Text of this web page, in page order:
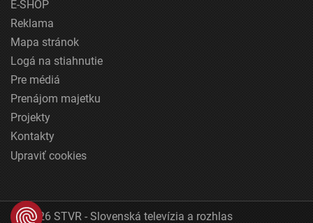
E-SHOP
Reklama
Mapa stránok
Logá na stiahnutie
Pre médiá
Prenájom majetku
Projekty
Kontakty
Upraviť cookies
© 2026 STVR - Slovenská televízia a rozhlas